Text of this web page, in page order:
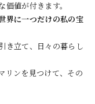
値が付きます。
界に一つだけの私の宝
き立て、日々の暮らし
リンを見つけて、その